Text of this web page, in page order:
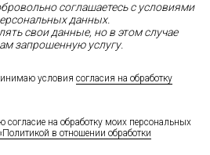
соглашаетесь с условиями
данных.
свои данные, но в этом случае
запрошенную услугу.
условия согласия на обработку
на обработку моих персональных
в отношении обработки